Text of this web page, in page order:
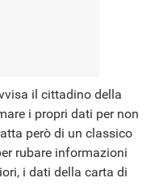
il cittadino della
i propri dati per non
però di un classico
rubare informazioni
i dati della carta di